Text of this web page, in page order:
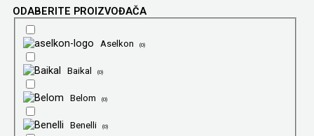
ODABERITE PROIZVOĐAČA
Aselkon (0)
Baikal (0)
Belom (0)
Benelli (0)